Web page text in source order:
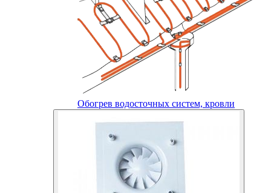
Обогрев водосточных систем, кровли